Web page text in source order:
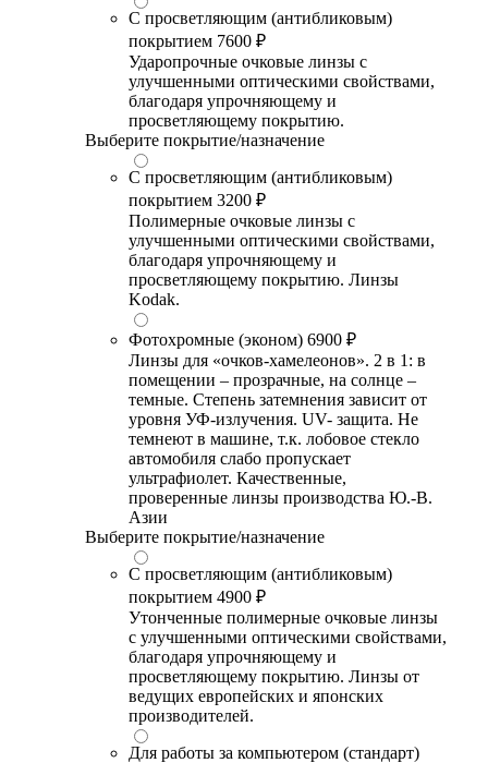
С просветляющим (антибликовым)
покрытием 7600 ₽
Ударопрочные очковые линзы с
улучшенными оптическими свойствами,
благодаря упрочняющему и
просветляющему покрытию.
Выберите покрытие/назначение
С просветляющим (антибликовым)
покрытием 3200 ₽
Полимерные очковые линзы с
улучшенными оптическими свойствами,
благодаря упрочняющему и
просветляющему покрытию. Линзы
Kodak.
Фотохромные (эконом) 6900 ₽
Линзы для «очков-хамелеонов». 2 в 1: в
помещении – прозрачные, на солнце –
темные. Степень затемнения зависит от
уровня УФ-излучения. UV- защита. Не
темнеют в машине, т.к. лобовое стекло
автомобиля слабо пропускает
ультрафиолет. Качественные,
проверенные линзы производства Ю.-В.
Азии
Выберите покрытие/назначение
С просветляющим (антибликовым)
покрытием 4900 ₽
Утонченные полимерные очковые линзы
с улучшенными оптическими свойствами,
благодаря упрочняющему и
просветляющему покрытию. Линзы от
ведущих европейских и японских
производителей.
Для работы за компьютером (стандарт)